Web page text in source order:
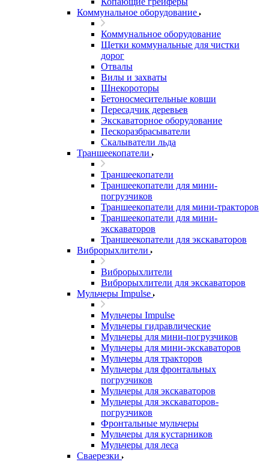
Коммунальное оборудование
Коммунальное оборудование
Щетки коммунальные для чистки
дорог
Отвалы
Вилы и захваты
Шнекороторы
Бетоносмесительные ковши
Пересадчик деревьев
Экскаваторное оборудование
Пескоразбрасыватели
Скалыватели льда
Траншеекопатели
Траншеекопатели
Траншеекопатели для мини-
погрузчиков
Траншеекопатели для мини-тракторов
Траншеекопатели для мини-
экскаваторов
Траншеекопатели для экскаваторов
Виброрыхлители
Виброрыхлители
Виброрыхлители для экскаваторов
Мульчеры Impulse
Мульчеры Impulse
Мульчеры гидравлические
Мульчеры для мини-погрузчиков
Мульчеры для мини-экскаваторов
Мульчеры для тракторов
Мульчеры для фронтальных
погрузчиков
Мульчеры для экскаваторов
Мульчеры для экскаваторов-
погрузчиков
Фронтальные мульчеры
Мульчеры для кустарников
Мульчеры для леса
Сваерезки